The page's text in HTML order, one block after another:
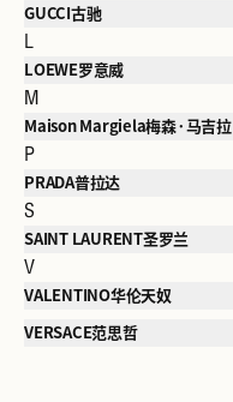
GUCCI古驰
L
LOEWE罗意威
M
Maison Margiela梅森·马吉拉
P
PRADA普拉达
S
SAINT LAURENT圣罗兰
V
VALENTINO华伦天奴
VERSACE范思哲